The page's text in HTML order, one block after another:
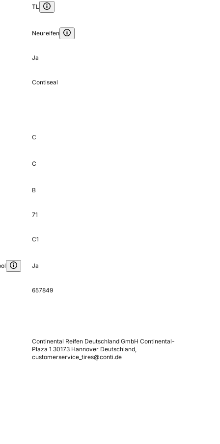
TL
Neureifen
Ja
Contiseal
C
C
B
71
C1
Ja
657849
Continental Reifen Deutschland GmbH Continental-
Plaza 1 30173 Hannover Deutschland,
customerservice_tires@conti.de